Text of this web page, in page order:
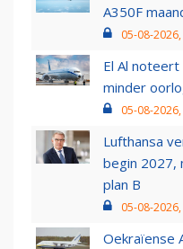
A350F
05-08-
El Al
minder
05-08-
Lufthansa
begin 2027,
plan B
05-08-
Oekraïense